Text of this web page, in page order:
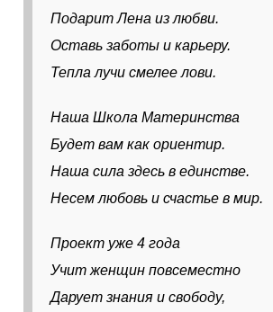
Подарит Лена из любви.
Оставь заботы и карьеру.
Тепла лучи смелее лови.
Наша Школа Материнства
Будет вам как ориентир.
Наша сила здесь в единстве.
Несем любовь и счастье в мир.
Проект уже 4 года
Учит женщин повсеместно
Дарует знания и свободу,